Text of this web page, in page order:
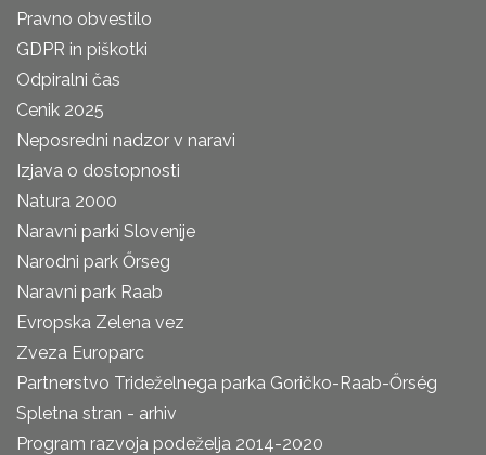
Pravno obvestilo
GDPR in piškotki
Odpiralni čas
Cenik 2025
Neposredni nadzor v naravi
Izjava o dostopnosti
Natura 2000
Naravni parki Slovenije
Narodni park Őrseg
Naravni park Raab
Evropska Zelena vez
Zveza Europarc
Partnerstvo Trideželnega parka Goričko-Raab-Őrség
Spletna stran - arhiv
Program razvoja podeželja 2014-2020